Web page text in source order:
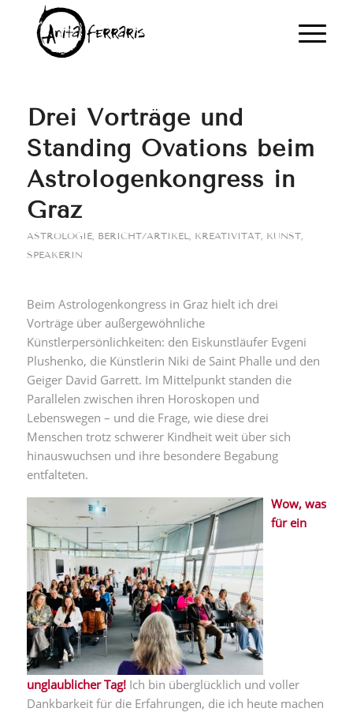
Drei Vorträge und
Standing Ovations beim
Astrologenkongress in
Graz
ASTROLOGIE, BERICHT/ARTIKEL, KREATIVITÄT, KUNST,
SPEAKERIN
Beim Astrologenkongress in Graz hielt ich drei
Vorträge über außergewöhnliche
Künstlerpersönlichkeiten: den Eiskunstläufer Evgeni
Plushenko, die Künstlerin Niki de Saint Phalle und den
Geiger David Garrett. Im Mittelpunkt standen die
Parallelen zwischen ihren Horoskopen und
Lebenswegen – und die Frage, wie diese drei
Menschen trotz schwerer Kindheit weit über sich
hinauswuchsen und ihre besondere Begabung
entfalteten.
Wow, was
für ein
unglaublicher Tag!Ich bin überglücklich und voller
Dankbarkeit für die Erfahrungen, die ich heute machen